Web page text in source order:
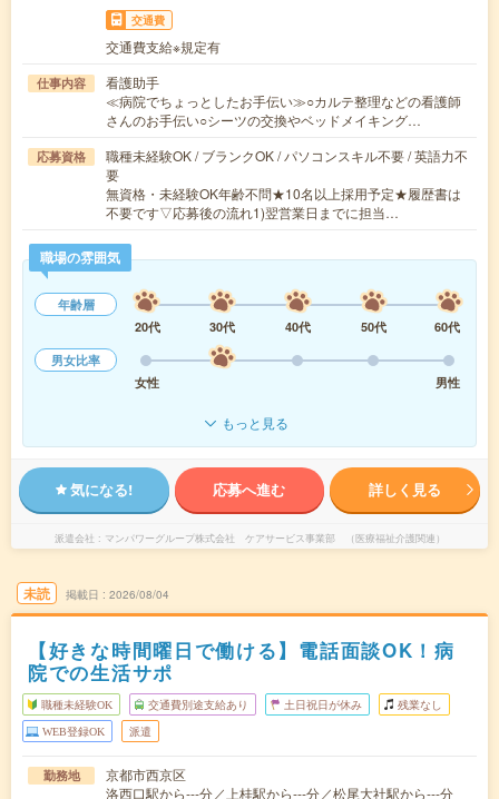
交通費
交通費支給※規定有
仕事内容
看護助手
≪病院でちょっとしたお手伝い≫○カルテ整理などの看護師
さんのお手伝い○シーツの交換やベッドメイキング…
応募資格
職種未経験OK / ブランクOK / パソコンスキル不要 / 英語力不
要
無資格・未経験OK年齢不問★10名以上採用予定★履歴書は
不要です▽応募後の流れ1)翌営業日までに担当…
職場の雰囲気
年齢層
20代
30代 40代 50代
60代
男女比率
女性
男性
もっと見る
気になる! 応募へ進む 詳しく見る
派遣会社 マンパワーグループ株式会社 ケアサービス事業部 （医療福祉介護関連）
未読 掲載日 2026/08/04
【好きな時間曜日で働ける】電話面談OK！病
院での生活サポ
職種未経験OK 交通費別途支給あり 土日祝日が休み 残業なし
WEB登録OK 派遣
勤務地
京都市西京区
洛西口駅から---分／上桂駅から---分／松尾大社駅から---分